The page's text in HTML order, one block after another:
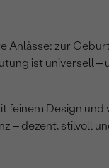
Anlässe: zur
ist universell
feinem Design
– dezent, stilvoll